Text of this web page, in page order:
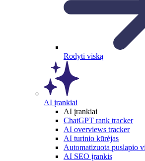
Rodyti viską
AI įrankiai
AI įrankiai
ChatGPT rank tracker
AI overviews tracker
AI turinio kūrėjas
Automatizuota puslapio
AI SEO įrankis